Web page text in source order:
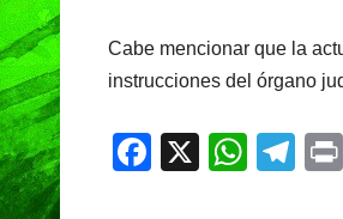
o
k
p
Cabe mencionar que la
instrucciones del órgano
F
X
W
T